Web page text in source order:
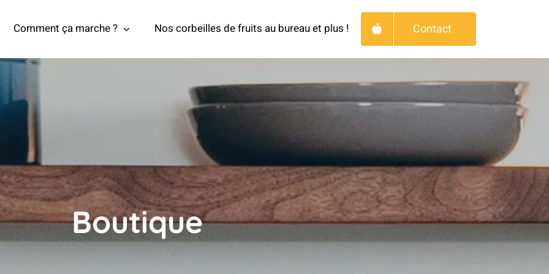
Comment ça marche ? Nos corbeilles de fruits au bureau et plus ! Contact
Boutique